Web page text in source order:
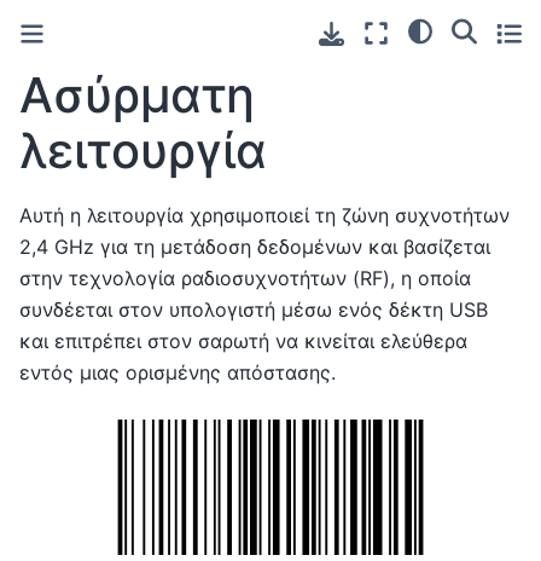
Ασύρματη
λειτουργία
Αυτή η λειτουργία χρησιμοποιεί τη ζώνη συχνοτήτων
2,4 GHz για τη μετάδοση δεδομένων και βασίζεται
στην τεχνολογία ραδιοσυχνοτήτων (RF), η οποία
συνδέεται στον υπολογιστή μέσω ενός δέκτη USB
και επιτρέπει στον σαρωτή να κινείται ελεύθερα
εντός μιας ορισμένης απόστασης.